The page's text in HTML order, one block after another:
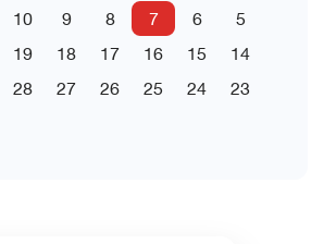
5
6
7
8
9
10
14
15
16
17
18
19
23
24
25
26
27
28